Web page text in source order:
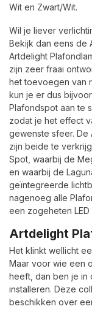
Wit en Zwart/Wit.
Wil je liever
Bekijk dan eens de
Artdelight
zijn zeer fraai
het toevoegen van
kun je er dus
Plafondspot aan te
zodat je het effect
gewenste sfeer. De
zijn beide te
Spot, waarbij de
en waarbij de
geïntegreerde
nagenoeg alle
een zogeheten LED
Artdelight
Het klinkt wellicht
Maar voor wie een
heeft, dan ben je in
installeren. Deze
beschikken over